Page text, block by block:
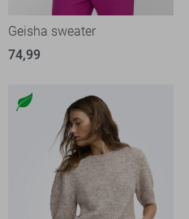
Geisha sweater
74,99